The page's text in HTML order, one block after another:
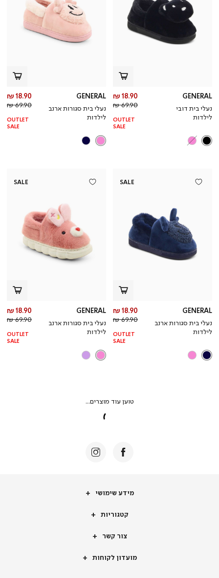
GENERAL
נעלי בית דובי
לילדות
מחיר
מוצר
18.90 ₪
מחיר
רגיל
69.90 ₪
OUTLET
SALE
GENERAL
נעלי בית סגורות ארנב
לילדות
18.90 ₪
69.90 ₪
OUTLET
SALE
SALE
GENERAL
נעלי בית סגורות ארנב
לילדות
מחיר
מוצר
18.90 ₪
מחיר
רגיל
69.90 ₪
OUTLET
SALE
SALE
GENERAL
נעלי בית סגורות ארנב
לילדות
18.90 ₪
69.90 ₪
OUTLET
SALE
מידע
מידע שימושי
קטגוריותקטגוריות
צור
צור קשר
מועדון
לקוחות
מועדון לקוחות